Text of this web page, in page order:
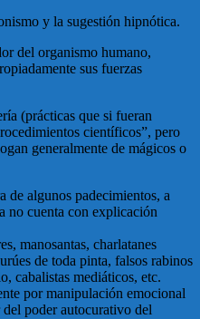
y la sugestión hipnótica.
del organismo humano,
sus fuerzas
(prácticas que si fueran
científicos”, pero
generalmente de mágicos o
de algunos padecimientos, a
no cuenta con explicación
manosantas, charlatanes
de toda pinta, falsos rabinos
cabalistas mediáticos, etc.
por manipulación emocional
poder autocurativo del